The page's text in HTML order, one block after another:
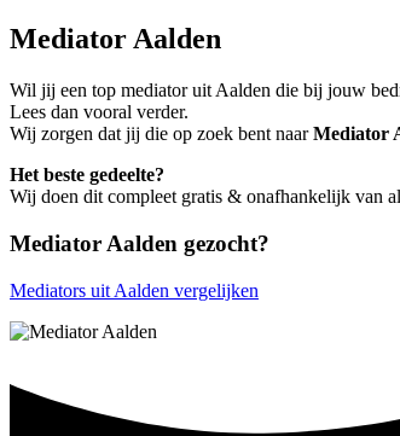
Mediator Aalden
Wil jij een top mediator uit Aalden die bij jouw
Lees dan vooral verder.
Wij zorgen dat jij die op zoek bent naarMediator
Het beste gedeelte?
Wij doen dit compleet gratis & onafhankelijk van
Mediator Aalden gezocht?
Mediators uit Aalden vergelijken